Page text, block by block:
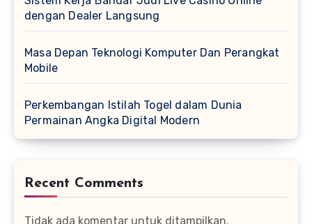
dengan Dealer Langsung
Masa Depan Teknologi Komputer Dan Perangkat
Mobile
Perkembangan Istilah Togel dalam Dunia
Permainan Angka Digital Modern
Recent Comments
Tidak ada komentar untuk ditampilkan.